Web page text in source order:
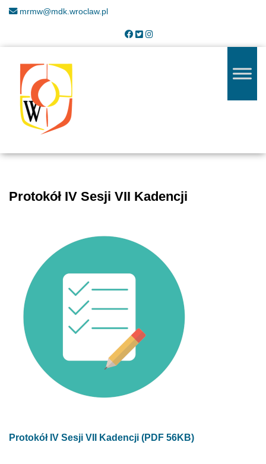
mrmw@mdk.wroclaw.pl
Protokół IV Sesji VII Kadencji
Protokół IV Sesji VII Kadencji (PDF 56KB)